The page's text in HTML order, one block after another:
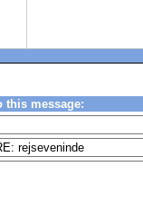
this message: